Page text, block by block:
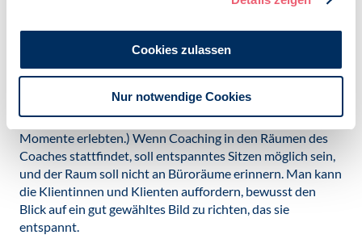
Cookies zulassen
Nur notwendige Cookies
Arbeitsorts. Besser sind hingegen Coaching-Sitzungen in
anderer Umgebung, die mit Kreativität, Innovation oder
Entspannung verbunden ist. Alternativ bietet sich
Landschaft an, um Distanz zu schaffen. (Viele Menschen
berichten, dass sie auf einem Mittagsspaziergang Aha-
Momente erlebten.) Wenn Coaching in den Räumen des
Coaches stattfindet, soll entspanntes Sitzen möglich sein,
und der Raum soll nicht an Büroräume erinnern. Man kann
die Klientinnen und Klienten auffordern, bewusst den
Blick auf ein gut gewähltes Bild zu richten, das sie
entspannt.